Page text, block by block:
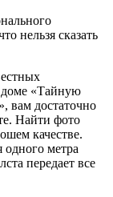
нельзя сказать
доме «Тайную
вам достаточно
Найти фото
качестве.
одного метра
передает все